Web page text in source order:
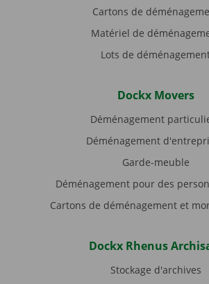
Cartons de
Matériel de
Lots de
Dockx Movers
Déménagement
Déménagement
Garde-meuble
Déménagement pour des
Cartons de déménagement et
Dockx Rhenus
Stockage d'archives